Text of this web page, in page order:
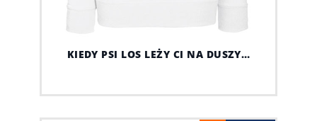
KIEDY PSI LOS LEŻY CI NA DUSZY…